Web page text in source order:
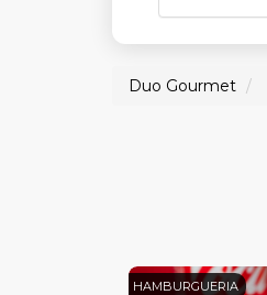
Duo Gourmet
HAMBURGUERIA